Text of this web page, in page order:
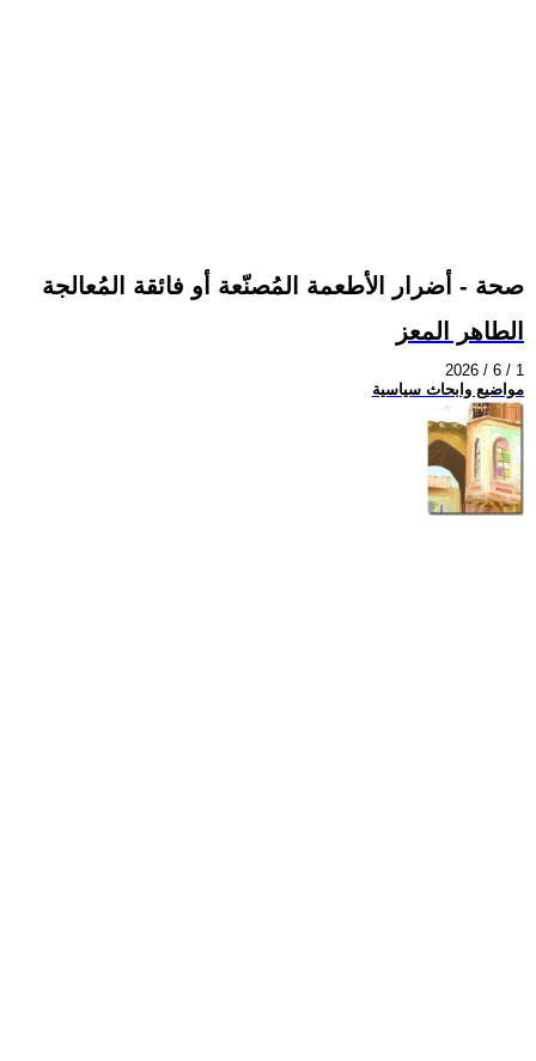
صحة - أضرار الأطعمة المُصنّعة أو فائقة المُعالجة
الطاهر المعز
2026 / 6 / 1
مواضيع وابحاث سياسية